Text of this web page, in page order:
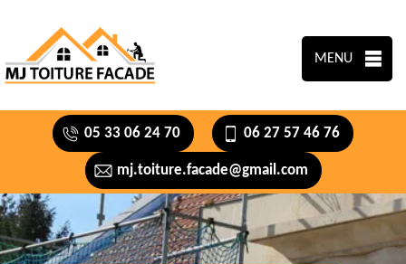
MENU
05 33 06 24 70 06 27 57 46 76
mj.toiture.facade@gmail.com